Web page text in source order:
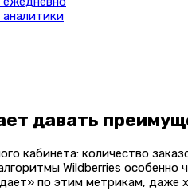
давать
кабинета: количество
Wildberries
по этим метрикам, даже